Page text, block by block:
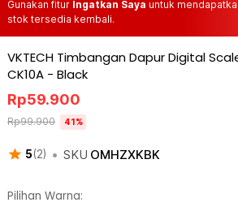
Gunakan fitur Ingatkan Saya untuk
stok tersedia kembali.
VKTECH Timbangan Dapur Digital
CK10A - Black
5(2) • SKU OMHZXKBK
Rp59.900
Rp99.900 41%
Pilihan Warna: